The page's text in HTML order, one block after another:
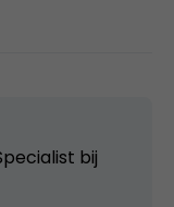
bij